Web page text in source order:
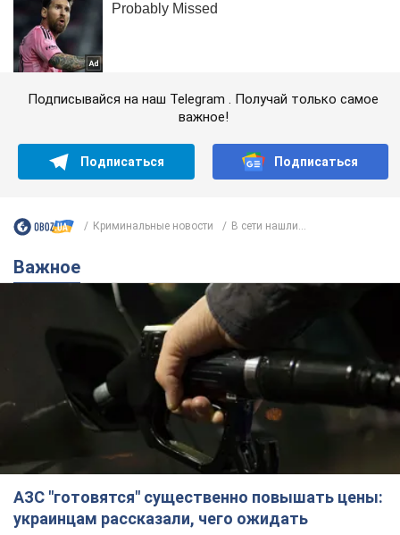
Подписывайся на наш Telegram . Получай только самое
важное!
Подписаться Подписаться
Криминальные новости В сети нашли...
Важное
АЗС "готовятся" существенно повышать цены:
украинцам рассказали, чего ожидать